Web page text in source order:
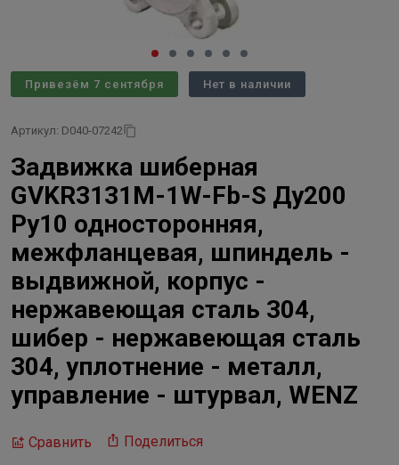
Привезём 7 сентября Нет в наличии
Артикул: D040-07242
Задвижка шиберная
GVKR3131M-1W-Fb-S Ду200
Ру10 односторонняя,
межфланцевая, шпиндель -
выдвижной, корпус -
нержавеющая сталь 304,
шибер - нержавеющая сталь
304, уплотнение - металл,
управление - штурвал, WENZ
Сравнить Поделиться